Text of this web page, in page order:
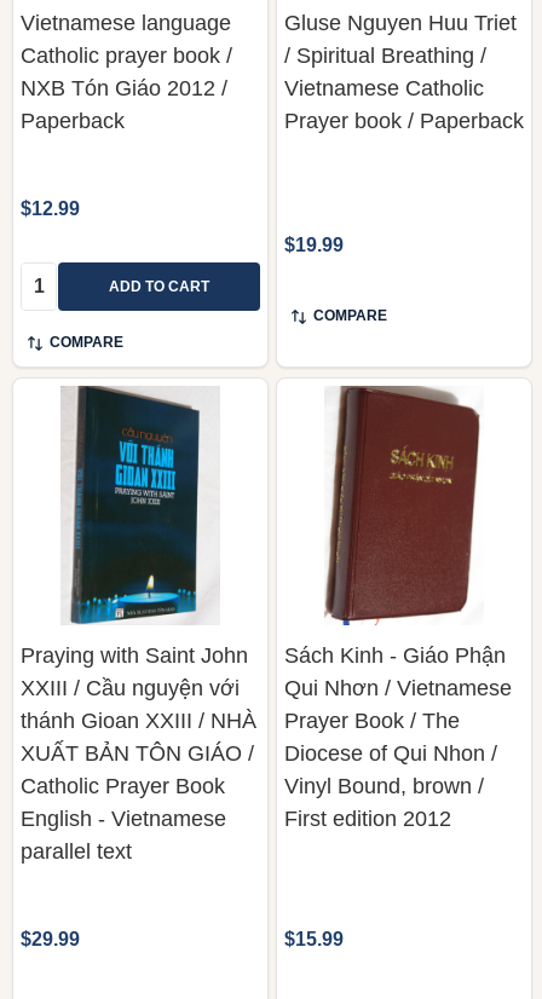
Vietnamese language
Catholic prayer book /
NXB Tón Giáo 2012 /
Paperback
$12.99
Quantity: ADD TO CART
COMPARE
Gluse Nguyen Huu Triet
/ Spiritual Breathing /
Vietnamese Catholic
Prayer book / Paperback
$19.99
COMPARE
Praying with Saint John
XXIII / Cầu nguyện với
thánh Gioan XXIII / NHÀ
XUẤT BẢN TÔN GIÁO /
Catholic Prayer Book
English - Vietnamese
parallel text
$29.99
Sách Kinh - Giáo Phận
Qui Nhơn / Vietnamese
Prayer Book / The
Diocese of Qui Nhon /
Vinyl Bound, brown /
First edition 2012
$15.99